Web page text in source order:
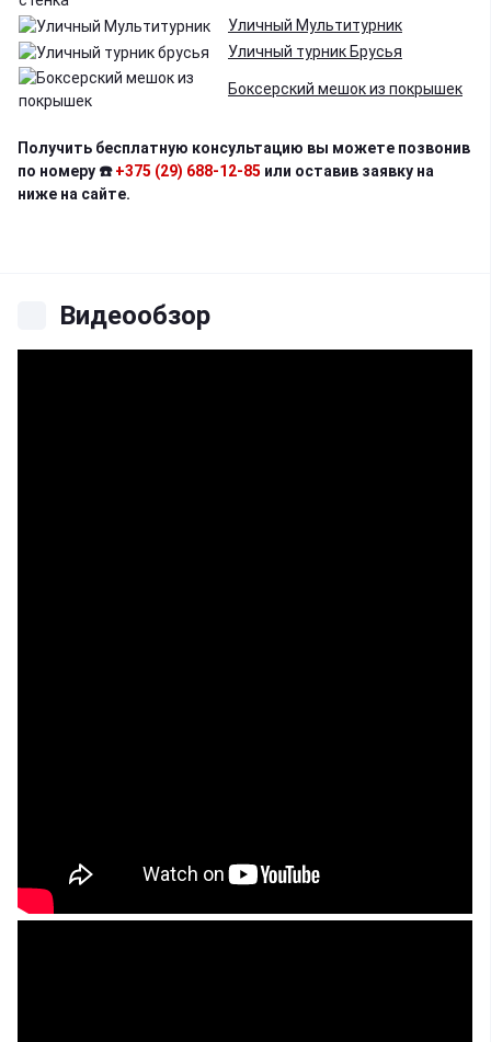
Уличный Мультитурник
Уличный турник Брусья
Боксерский мешок из покрышек
Получить бесплатную консультацию вы можете позвонив
по номеру ☎️+375 (29) 688-12-85 или оставив заявку на
ниже на сайте.
Видеообзор